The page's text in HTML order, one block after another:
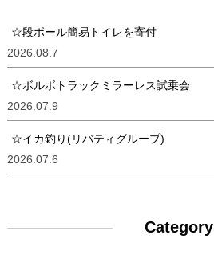
☆段ボール簡易トイレを寄付
2026.08.7
☆ボルボトラックミラーレス試乗会
2026.07.9
☆イカ釣り(リバティグループ)
2026.07.6
Category